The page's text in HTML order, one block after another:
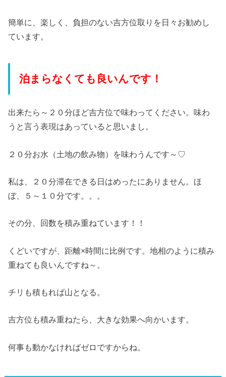
簡単に、楽しく、負担のない吉方位取りを日々お勧めし
ています。
泊まらなくても良いんです！
出来たら～２０分ほど吉方位で味わってください。味わ
うと言う表現はあっていると思いまし。
２０分お水（土地の飲み物）を味わうんです～♡
私は、２０分滞在できる日はめったにありません。ほ
ぼ、５～１０分です。。。
その分、回数を積み重ねています！！
くどいですが、距離×時間に比例です。地相のように積み
重ねても良いんですね～。
チリも積もれば山となる。
吉方位も積み重ねたら、大きな効果へ向かいます。
何事も動かなければゼロですからね。